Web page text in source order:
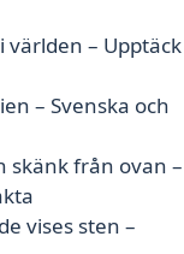
– Upptäck
– Svenska och
skänk från ovan –
vises sten –